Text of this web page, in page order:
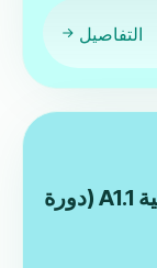
التفاصيل
المخيم الصيفي للأطفال – الفرنسية A1.1 (دورة